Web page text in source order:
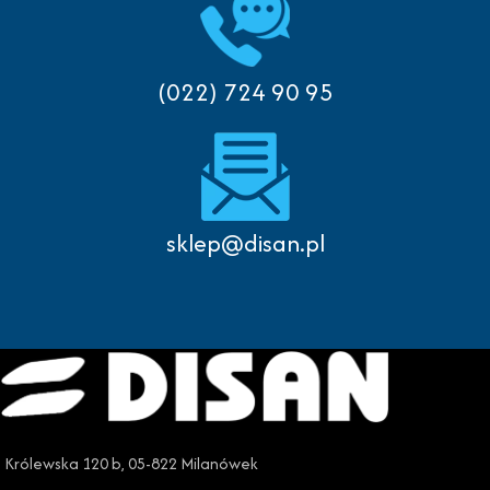
(022) 724 90 95
sklep@disan.pl
Królewska 120 b, 05-822 Milanówek